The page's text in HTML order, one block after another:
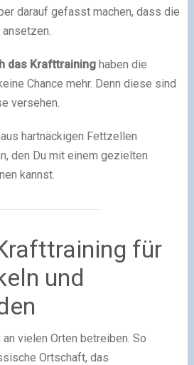
darauf gefasst machen, dass die
das Krafttraininghaben die
Chance mehr. Denn diese sind
versehen.
hartnäckigen Fettzellen
den Du mit einem gezielten
kannst.
für
und
vielen Orten betreiben. So
Ortschaft, das